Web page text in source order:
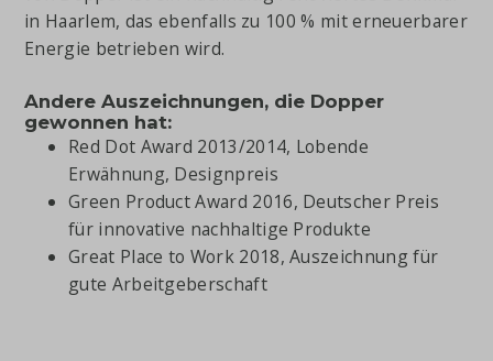
in Haarlem, das ebenfalls zu 100 % mit erneuerbarer
Energie betrieben wird.
Andere Auszeichnungen, die Dopper
gewonnen hat:
Red Dot Award 2013/2014, Lobende
Erwähnung, Designpreis
Green Product Award 2016, Deutscher Preis
für innovative nachhaltige Produkte
Great Place to Work 2018, Auszeichnung für
gute Arbeitgeberschaft